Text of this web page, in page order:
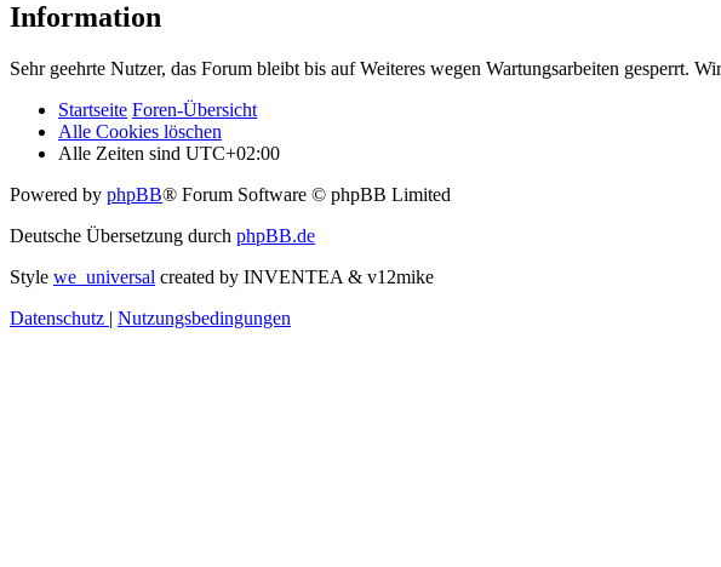
Information
Sehr geehrte Nutzer, das Forum bleibt bis auf Weiteres wegen Wartungsarbeiten gesperrt.
Startseite Foren-Übersicht
Alle Cookies löschen
Alle Zeiten sind UTC+02:00
Powered by phpBB® Forum Software © phpBB Limited
Deutsche Übersetzung durch phpBB.de
Style we_universal created by INVENTEA & v12mike
Datenschutz | Nutzungsbedingungen